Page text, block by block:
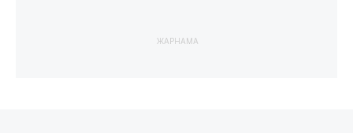
ЖАРНАМА